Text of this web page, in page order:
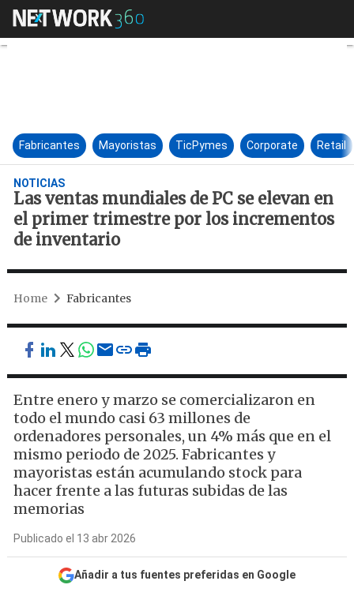
Las ventas mundiales de PC
Fabricantes Mayoristas TicPymes Corporate Retail
NOTICIAS
Las ventas mundiales de PC se elevan en
el primer trimestre por los incrementos
de inventario
Home Fabricantes
Entre enero y marzo se comercializaron en
todo el mundo casi 63 millones de
ordenadores personales, un 4% más que en el
mismo periodo de 2025. Fabricantes y
mayoristas están acumulando stock para
hacer frente a las futuras subidas de las
memorias
Publicado el 13 abr 2026
Añadir a tus fuentes preferidas en Google